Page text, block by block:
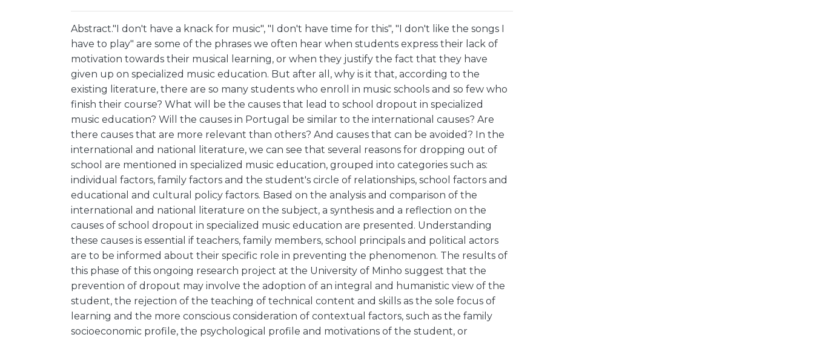
Abstract."I don't have a knack for music", "I don't have time for this", "I don't like the songs I
have to play" are some of the phrases we often hear when students express their lack of
motivation towards their musical learning, or when they justify the fact that they have
given up on specialized music education. But after all, why is it that, according to the
existing literature, there are so many students who enroll in music schools and so few who
finish their course? What will be the causes that lead to school dropout in specialized
music education? Will the causes in Portugal be similar to the international causes? Are
there causes that are more relevant than others? And causes that can be avoided? In the
international and national literature, we can see that several reasons for dropping out of
school are mentioned in specialized music education, grouped into categories such as:
individual factors, family factors and the student's circle of relationships, school factors and
educational and cultural policy factors. Based on the analysis and comparison of the
international and national literature on the subject, a synthesis and a reflection on the
causes of school dropout in specialized music education are presented. Understanding
these causes is essential if teachers, family members, school principals and political actors
are to be informed about their specific role in preventing the phenomenon. The results of
this phase of this ongoing research project at the University of Minho suggest that the
prevention of dropout may involve the adoption of an integral and humanistic view of the
student, the rejection of the teaching of technical content and skills as the sole focus of
learning and the more conscious consideration of contextual factors, such as the family
socioeconomic profile, the psychological profile and motivations of the student, or